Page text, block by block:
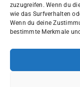
zuzugreifen. Wenn du
wie das Surfverhalten
Wenn du deine
bestimmte Merkmale
Social